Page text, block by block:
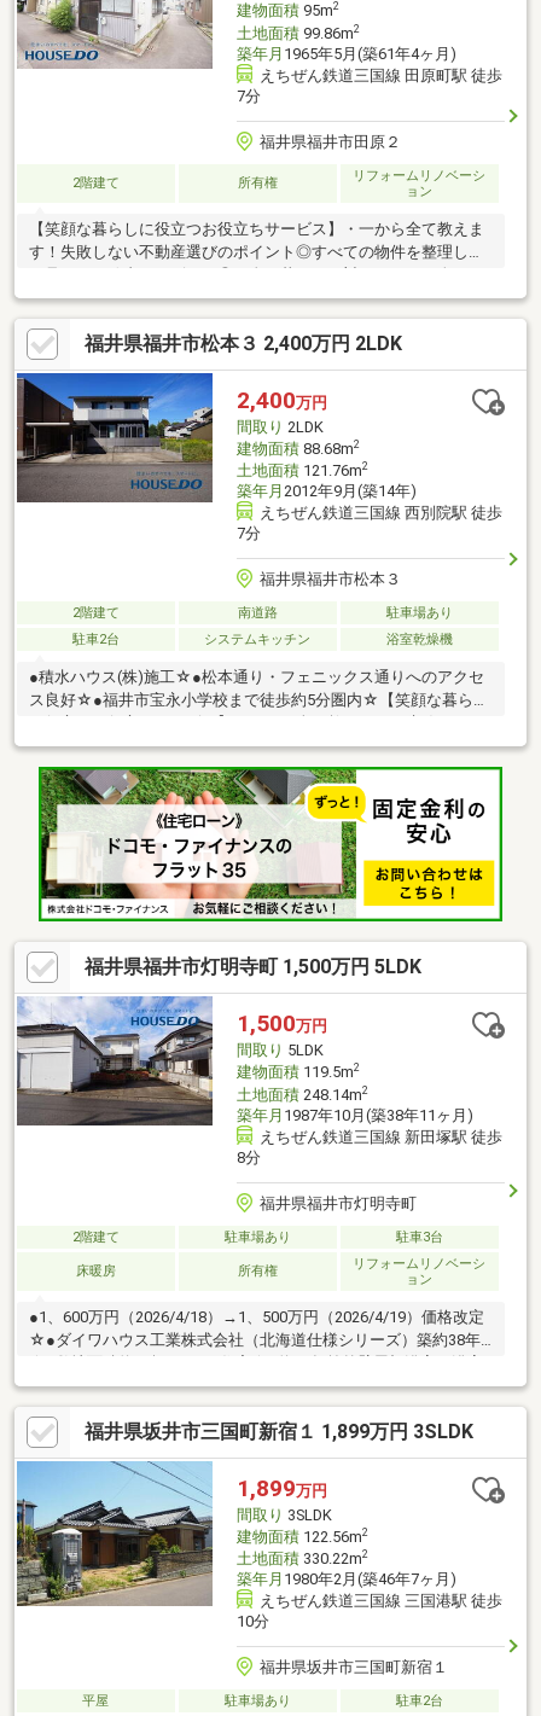
建物面積95m2
土地面積99.86m2
築年月 1965年5月(築61年4ヶ月)
えちぜん鉄道三国線 田原町駅 徒歩
7分
福井県福井市田原２
2階建て 所有権
リフォームリノベーシ
ョン
【笑顔な暮らしに役立つお役立ちサービス】・一から全て教えま
す！失敗しない不動産選びのポイント◎すべての物件を整理して
人の価値観にあった選択のご提案！■■■地元密着の不動産会社
【ハウスドゥ二の宮】です■■■◆◆◆福井市内で常時300物件以
上を取り扱っております◆◆◆◆◆◆住宅ローンの承認実績が多
数ございます。 頭金が少ない方・リフォーム工事も希
望されている方も、是非ご相談くださいませ■■■●●ご見学・ご相
談等は「0776-43-6505」へ●●
福井県福井市松本３ 2,400万円 2LDK
2,400万円
間取り 2LDK
建物面積88.68m2
土地面積121.76m2
築年月 2012年9月(築14年)
えちぜん鉄道三国線 西別院駅 徒歩
7分
福井県福井市松本３
2階建て 南道路
駐車場あり
駐車2台
システムキッチン 浴室乾燥機
●積水ハウス(株)施工☆●松本通り・フェニックス通りへのアクセ
ス良好☆●福井市宝永小学校まで徒歩約5分圏内☆【笑顔な暮らし
不動産選びのポイント◎すべての物件を整理してお見せする秘書
サービス！◎お金・暮らしに対する、お一人お一人の価値観にあ
った選択のご提案！＜あなたの価値観を大切にしております＞一
生に一度になるかもしれないお買い物です！よりよい選択のため
に、たくさんの物件をご内覧・比較することが大切です！プロの
視点も交えながら一緒に考えていきましょう。お家探しは地元密
着の【ハウスドゥ二の宮】へお任せください！
福井県福井市灯明寺町 1,500万円 5LDK
1,500万円
間取り 5LDK
建物面積119.5m2
土地面積248.14m2
築年月 1987年10月(築38年11ヶ月)
えちぜん鉄道三国線 新田塚駅 徒歩
8分
福井県福井市灯明寺町
2階建て 駐車場あり 駐車3台
床暖房 所有権
リフォームリノベーシ
ョン
●1、600万円（2026/4/18）→1、500万円（2026/4/19）価格改定
☆●ダイワハウス工業株式会社（北海道仕様シリーズ）築約38年
暖房）をリフォーム、床暖房3か所（灯油仕様）●約２年前にトイ
レタンクレスへ交換●東側道路・日当たり良好・閑静な住宅街
☆●2台駐車可能、外構次第で増設可能☆●灯明寺けやき公園まで
距離約250ｍ（徒歩約3分）☆●ファミリーマート 福井舟橋新一丁
目店まで距離約1000ｍ（車で約2分）☆●クスリのアオキ灯明寺店
まで距離約1100ｍ（車で約3分）☆●ハニー新鮮館 灯明寺店まで…
福井県坂井市三国町新宿１ 1,899万円 3SLDK
1,899万円
間取り 3SLDK
建物面積122.56m2
土地面積330.22m2
築年月 1980年2月(築46年7ヶ月)
えちぜん鉄道三国線 三国港駅 徒歩
10分
福井県坂井市三国町新宿１
平屋 駐車場あり
駐車2台